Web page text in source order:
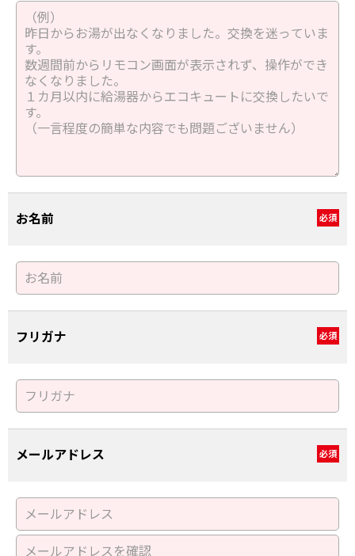
お名前 必須
フリガナ 必須
メールアドレス 必須